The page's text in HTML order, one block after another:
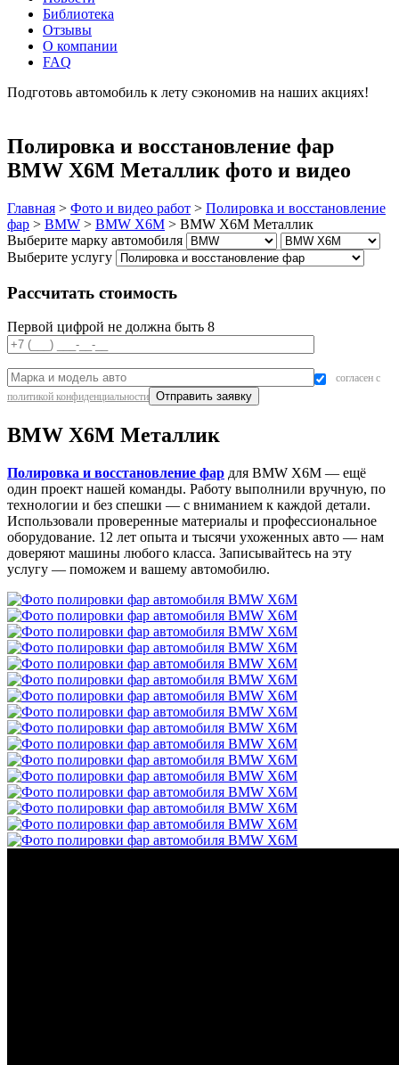
Библиотека
Отзывы
О компании
FAQ
Подготовь автомобиль к лету сэкономив на наших акциях!
Полировка и восстановление фар
BMW X6M Металлик фото и видео
Главная > Фото и видео работ > Полировка и восстановление
фар > BMW > BMW X6M > BMW X6M Металлик
Выберите марку автомобиля
Выберите услугу
Рассчитать стоимость
Первой цифрой не должна быть 8
согласен с
политикой конфиденциальности
BMW X6M Металлик
Полировка и восстановление фар для BMW X6M — ещё
один проект нашей команды. Работу выполнили вручную, по
технологии и без спешки — с вниманием к каждой детали.
Использовали проверенные материалы и профессиональное
оборудование. 12 лет опыта и тысячи ухоженных авто — нам
доверяют машины любого класса. Записывайтесь на эту
услугу — поможем и вашему автомобилю.